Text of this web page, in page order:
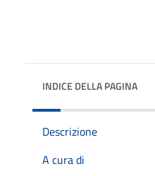
INDICE DELLA PAGINA
Descrizione
A cura di